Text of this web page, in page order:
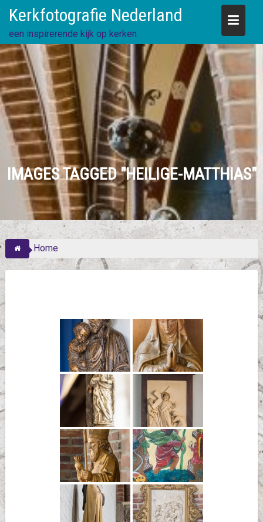
content
Kerkfotografie Nederland
een inspirerende kijk op kerken
IMAGES TAGGED "HEILIGE-MATTHIAS"
Home